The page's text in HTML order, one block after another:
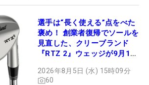
選手は“長く使える”点をべた
褒め！ 創業者復帰でソールを
見直した、クリーブランド
『RTZ 2』ウェッジが9月12
2026年8月5日 (水) 15時09分
60